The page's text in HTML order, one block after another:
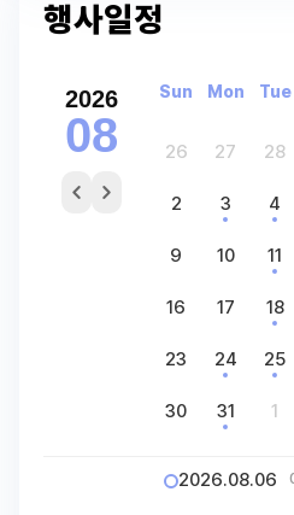
행사일정
2026
08
Sun Mon Tue
26 27 28
2 3 4
9 10 11
16 17 18
23 24 25
30 31 1
2026.08.06